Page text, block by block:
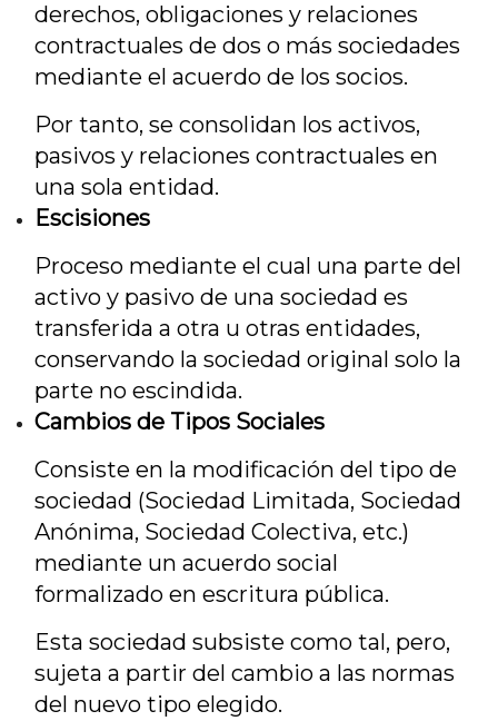
derechos, obligaciones y relaciones
contractuales de dos o más sociedades
mediante el acuerdo de los socios.
Por tanto, se consolidan los activos,
pasivos y relaciones contractuales en
una sola entidad.
Escisiones
Proceso mediante el cual una parte del
activo y pasivo de una sociedad es
transferida a otra u otras entidades,
conservando la sociedad original solo la
parte no escindida.
Cambios de Tipos Sociales
Consiste en la modificación del tipo de
sociedad (Sociedad Limitada, Sociedad
Anónima, Sociedad Colectiva, etc.)
mediante un acuerdo social
formalizado en escritura pública.
Esta sociedad subsiste como tal, pero,
sujeta a partir del cambio a las normas
del nuevo tipo elegido.